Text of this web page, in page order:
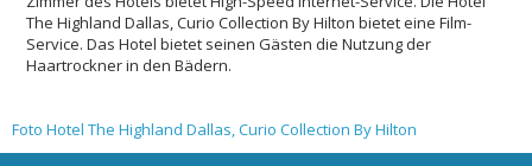
The Highland Dallas, Curio Collection By Hilton bietet eine Film-
Service. Das Hotel bietet seinen Gästen die Nutzung der
Haartrockner in den Bädern.
Foto Hotel The Highland Dallas, Curio Collection By Hilton